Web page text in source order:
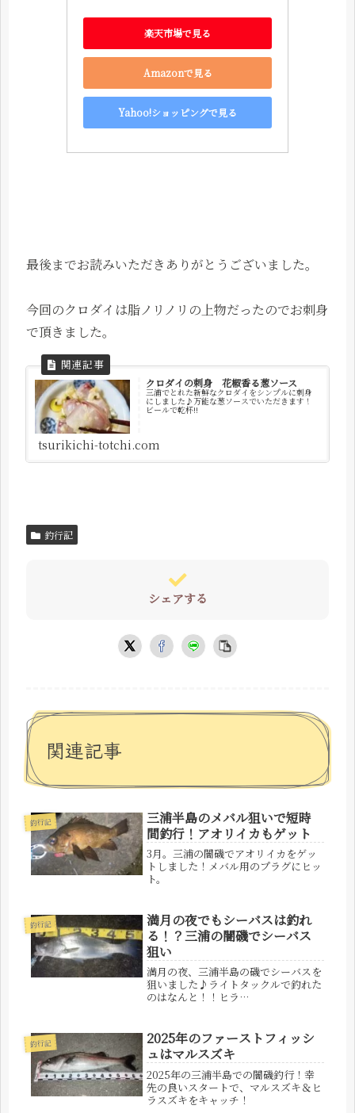
楽天市場で見る
Amazonで見る
Yahoo!ショッピングで見る
最後までお読みいただきありがとうございました。
今回のクロダイは脂ノリノリの上物だったのでお刺身
で頂きました。
クロダイの刺身 花椒香る葱ソース
三浦でとれた新鮮なクロダイをシンプルに刺身
にしました♪万能な葱ソースでいただきます！
ビールで乾杯!!
tsurikichi-totchi.com
釣行記
シェアする
関連記事
釣行記
三浦半島のメバル狙いで短時
間釣行！アオリイカもゲット
3月。三浦の闇磯でアオリイカをゲッ
トしました！メバル用のプラグにヒッ
ト。
釣行記
満月の夜でもシーバスは釣れ
る！？三浦の闇磯でシーバス
狙い
満月の夜、三浦半島の磯でシーバスを
狙いました♪ライトタックルで釣れた
のはなんと！！ヒラ…
釣行記
2025年のファーストフィッシ
ュはマルスズキ
2025年の三浦半島での闇磯釣行！幸
先の良いスタートで、マルスズキ＆ヒ
ラスズキをキャッチ！